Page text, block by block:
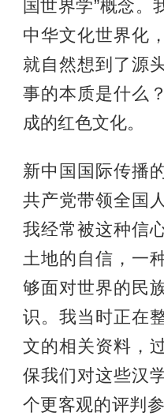
国世界学”概念。
中华文化世界化
就自然想到了源
事的本质是什么
成的红色文化。
新中国国际传播
共产党带领全国
我经常被这种信
土地的自信，一
够面对世界的民
识。我当时正在
文的相关资料，
保我们对这些汉
个更客观的评判